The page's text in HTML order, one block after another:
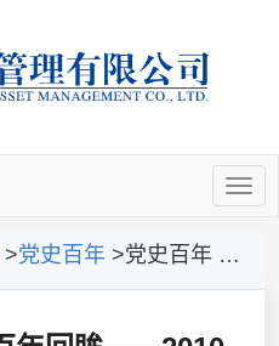
>党史百年 >党史百年 | 党史百年回眸——2010年